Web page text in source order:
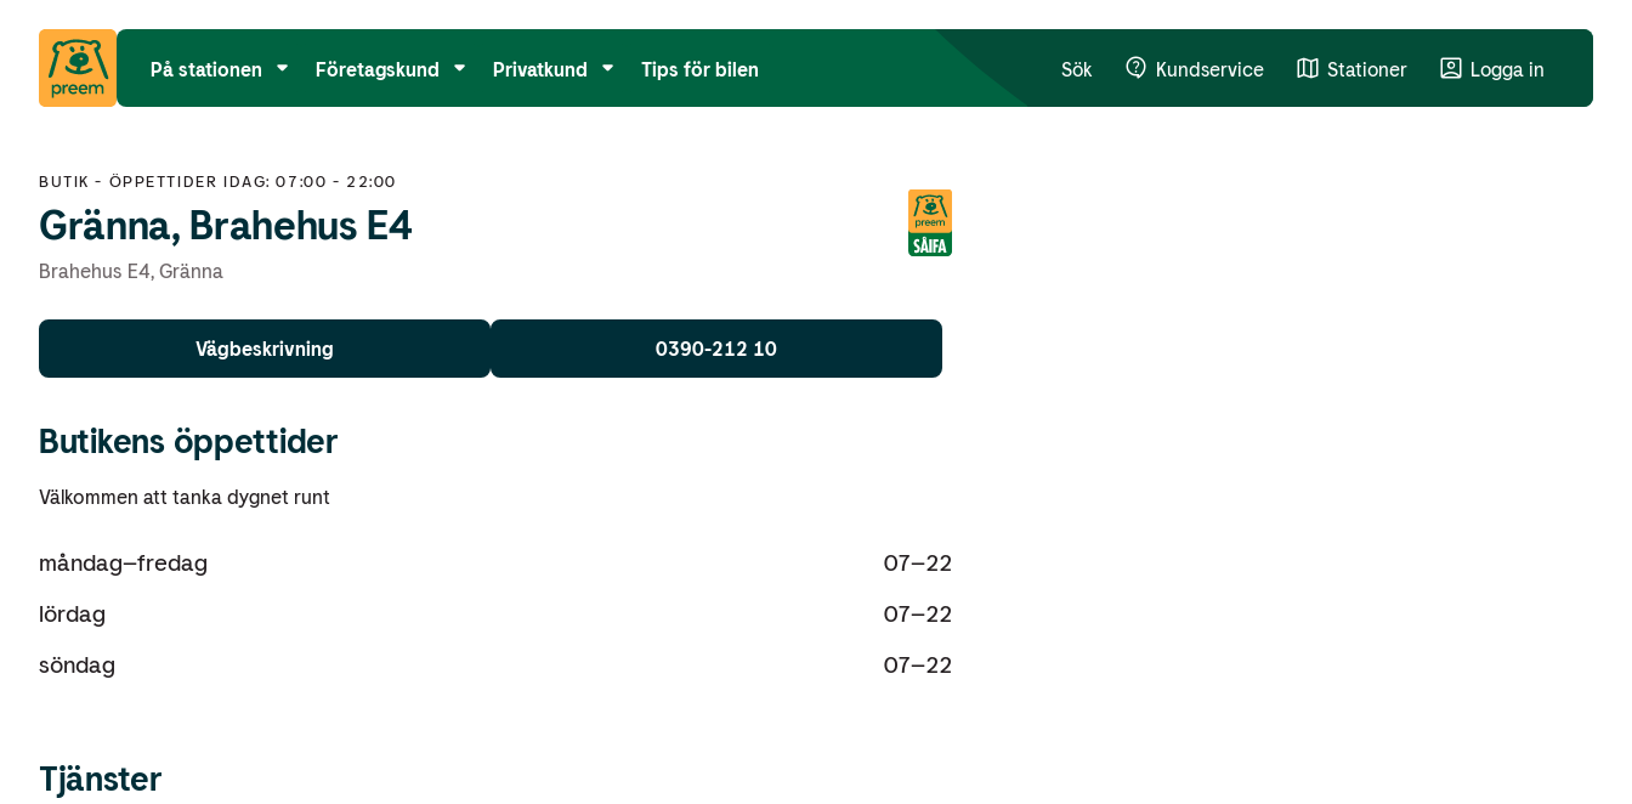
På stationen Företagskund Privatkund Tips för bilen Sök Kundservice Stationer Logga in
BUTIK - ÖPPETTIDER IDAG: 07:00 - 22:00
Gränna, Brahehus E4
Brahehus E4, Gränna
Vägbeskrivning 0390-212 10
Butikens öppettider
Välkommen att tanka dygnet runt
måndag–fredag
07–22
lördag
07–22
söndag
07–22
Tjänster